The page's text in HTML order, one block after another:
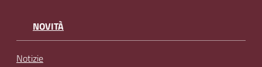
NOVITÀ
Notizie